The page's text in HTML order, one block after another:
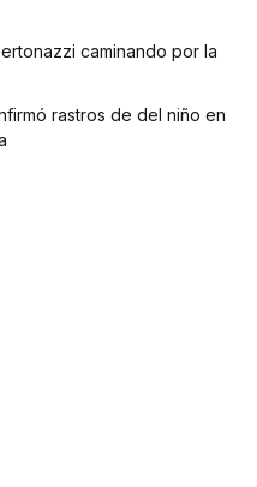
caminando por la
rastros de del niño en